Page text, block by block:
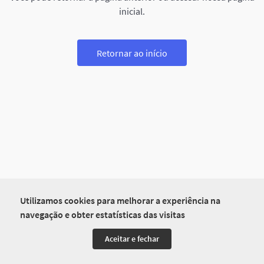
Utilizamos cookies para melhorar a experiência na
navegação e obter estatísticas das visitas
Aceitar e fechar
inicial.
Retornar ao início